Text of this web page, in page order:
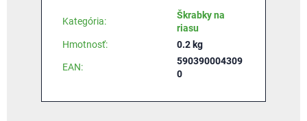
Kategória:
Škrabky na
riasu
Hmotnosť: 0.2 kg
EAN:
590390004309
0